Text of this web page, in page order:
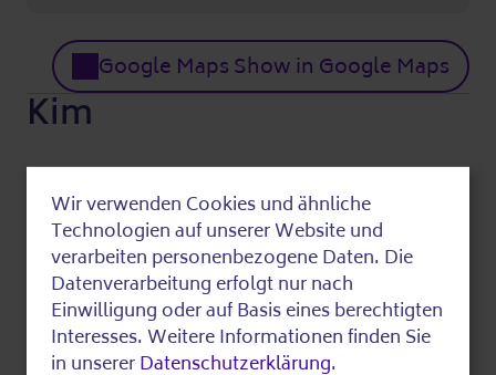
Google Maps Show in Google Maps
Kim
Cevap soruları:
Susan Lenk, Jörg Hoffschulz
030 4422514
susan.lenk-ilte@ba-pankow.berlin.de
Daha fazla bilgi
Use
of
personal
data
Wir verwenden Cookies und ähnliche
Technologien auf unserer Website und
verarbeiten personenbezogene Daten. Die
Datenverarbeitung erfolgt nur nach
Einwilligung oder auf Basis eines berechtigten
Interesses. Weitere Informationen finden Sie
in unsererDatenschutzerklärung.